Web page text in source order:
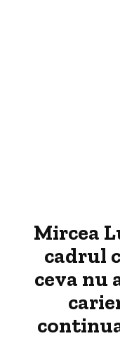
Mircea
cadrul
ceva nu